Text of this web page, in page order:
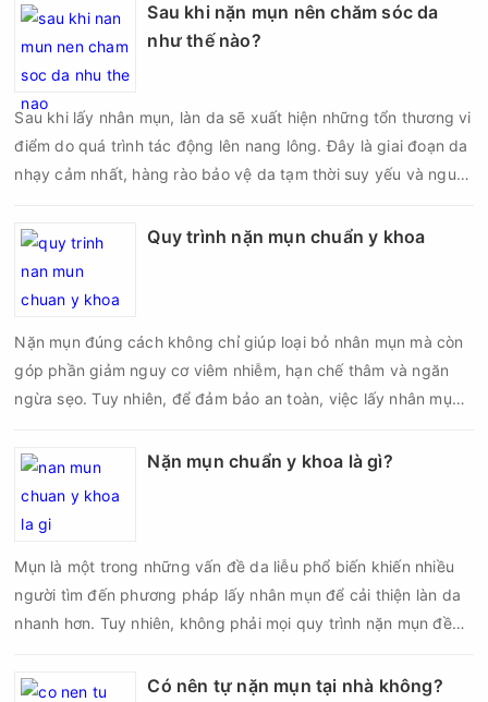
Sau khi nặn mụn nên chăm sóc da
như thế nào?
Sau khi lấy nhân mụn, làn da sẽ xuất hiện những tổn thương vi
điểm do quá trình tác động lên nang lông. Đây là giai đoạn da
nhạy cảm nhất, hàng rào bảo vệ da tạm thời suy yếu và nguy
nếu chăm sóc không đúng cách. Chính vì vậy, việc chăm sóc
Quy trình nặn mụn chuẩn y khoa
Nặn mụn đúng cách không chỉ giúp loại bỏ nhân mụn mà còn
góp phần giảm nguy cơ viêm nhiễm, hạn chế thâm và ngăn
ngừa sẹo. Tuy nhiên, để đảm bảo an toàn, việc lấy nhân mụn
đủ các bước vô khuẩn và chăm sóc sau điều trị.
Nặn mụn chuẩn y khoa là gì?
Mụn là một trong những vấn đề da liễu phổ biến khiến nhiều
người tìm đến phương pháp lấy nhân mụn để cải thiện làn da
nhanh hơn. Tuy nhiên, không phải mọi quy trình nặn mụn đều
sai kỹ thuật hoặc lấy nhân mụn không đúng thời điểm, làn da
Có nên tự nặn mụn tại nhà không?